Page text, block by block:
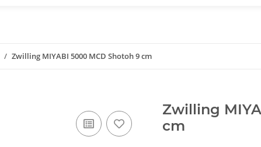
Zwilling MIYABI 5000 MCD Shotoh 9 cm
Zwilling
cm